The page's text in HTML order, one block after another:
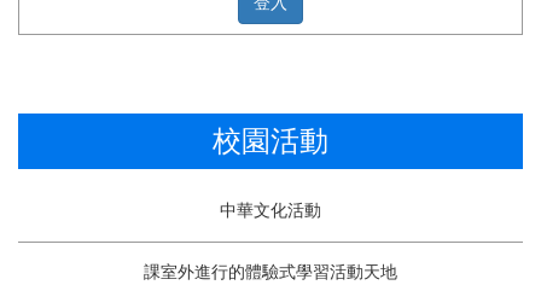
校園活動
中華文化活動
課室外進行的體驗式學習活動天地